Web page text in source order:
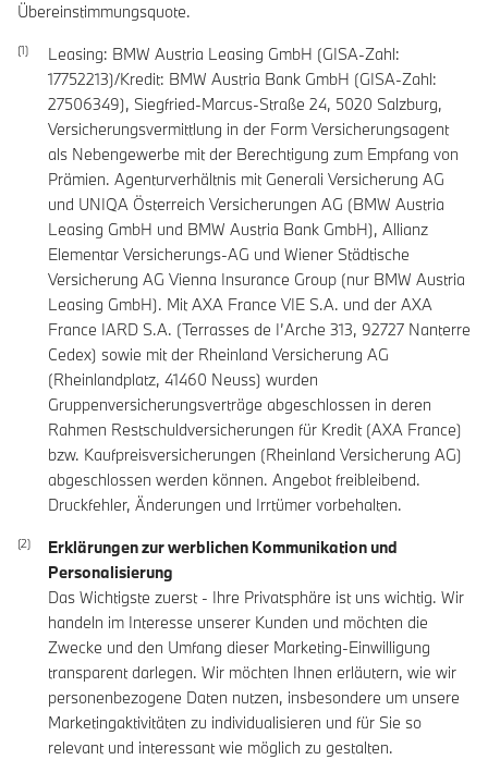
Übereinstimmungsquote.
Leasing: BMW Austria Leasing GmbH (GISA-Zahl:
17752213)/Kredit: BMW Austria Bank GmbH (GISA-Zahl:
27506349), Siegfried-Marcus-Straße 24, 5020 Salzburg,
Versicherungsvermittlung in der Form Versicherungsagent
als Nebengewerbe mit der Berechtigung zum Empfang von
Prämien. Agenturverhältnis mit Generali Versicherung AG
und UNIQA Österreich Versicherungen AG (BMW Austria
Leasing GmbH und BMW Austria Bank GmbH), Allianz
Elementar Versicherungs-AG und Wiener Städtische
Versicherung AG Vienna Insurance Group (nur BMW Austria
Leasing GmbH). Mit AXA France VIE S.A. und der AXA
France IARD S.A. (Terrasses de I’Arche 313, 92727 Nanterre
Cedex) sowie mit der Rheinland Versicherung AG
(Rheinlandplatz, 41460 Neuss) wurden
Gruppenversicherungsverträge abgeschlossen in deren
Rahmen Restschuldversicherungen für Kredit (AXA France)
bzw. Kaufpreisversicherungen (Rheinland Versicherung AG)
abgeschlossen werden können. Angebot freibleibend.
Druckfehler, Änderungen und Irrtümer vorbehalten.
Erklärungen zur werblichen Kommunikation und
Personalisierung
Das Wichtigste zuerst - Ihre Privatsphäre ist uns wichtig. Wir
handeln im Interesse unserer Kunden und möchten die
Zwecke und den Umfang dieser Marketing-Einwilligung
transparent darlegen. Wir möchten Ihnen erläutern, wie wir
personenbezogene Daten nutzen, insbesondere um unsere
Marketingaktivitäten zu individualisieren und für Sie so
relevant und interessant wie möglich zu gestalten.